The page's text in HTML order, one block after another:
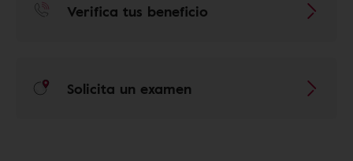
Verifica tus beneficio
Solicita un examen